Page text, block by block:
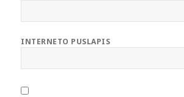
INTERNETO PUSLAPIS